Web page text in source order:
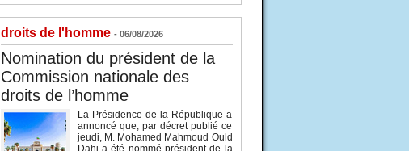
droits de l'homme - 06/08/2026
Nomination du président de la
Commission nationale des
droits de l’homme
La Présidence de la République a
annoncé que, par décret publié ce
jeudi, M. Mohamed Mahmoud Ould
Dahi a été nommé président de la